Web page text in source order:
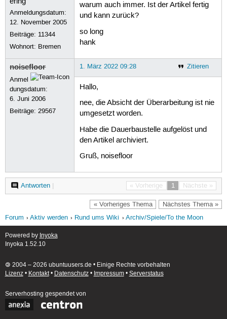
Anmeldungsdatum:
12. November 2005
Beiträge: 11344
Wohnort: Bremen
warum auch immer. Ist der Artikel fertig
und kann zurück?
so long
hank
noisefloor
Anmel
dungsdatum:
6. Juni 2006
Beiträge:29567
Zitieren
1. März 2022 09:28
Hallo,
nee, die Absicht der Überarbeitung ist nie
umgesetzt worden.
Habe die Dauerbaustelle aufgelöst und
den Artikel archiviert.
Gruß, noisefloor
« Vorherige 1 Nächste »
Antworten|
« Vorheriges Thema Nächstes Thema »
Forum Aktiv werden Rund ums Wiki Archiv/Spiele/To the Moon
Powered by Inyoka
Inyoka 1.52.10
🄯 2004 – 2026 ubuntuusers.de • Einige Rechte vorbehalten
Lizenz• Kontakt• Datenschutz• Impressum• Serverstatus
Serverhosting gespendet von